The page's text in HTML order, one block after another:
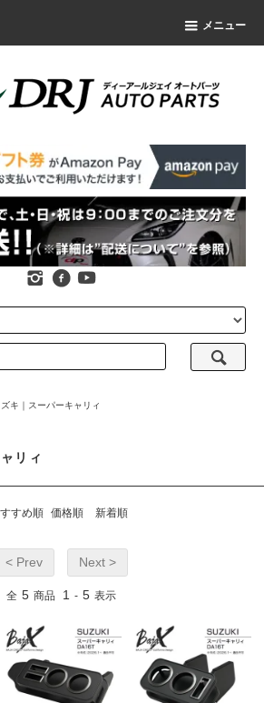
メニュー
キ｜スーパーキャリィ
リィ
すめ順 価格順 新着順
< Prev Next >
全 5 商品 1 - 5 表示